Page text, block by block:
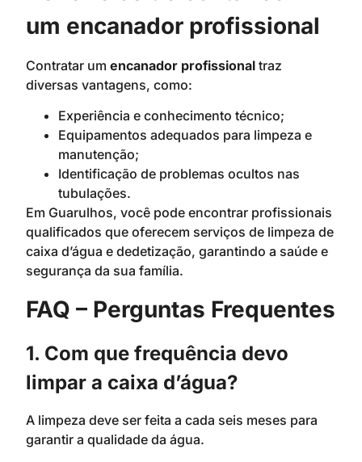
um encanador profissional
Contratar um encanador profissional traz
diversas vantagens, como:
Experiência e conhecimento técnico;
Equipamentos adequados para limpeza e
manutenção;
Identificação de problemas ocultos nas
tubulações.
Em Guarulhos, você pode encontrar profissionais
qualificados que oferecem serviços de limpeza de
caixa d’água e dedetização, garantindo a saúde e
segurança da sua família.
FAQ – Perguntas Frequentes
1. Com que frequência devo
limpar a caixa d’água?
A limpeza deve ser feita a cada seis meses para
garantir a qualidade da água.